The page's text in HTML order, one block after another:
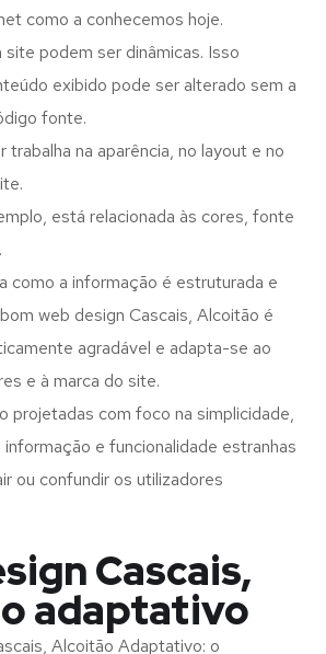
como a conhecemos hoje.
site podem ser dinâmicas. Isso
exibido pode ser alterado sem a
fonte.
trabalha na aparência, no layout e no
está relacionada às cores, fonte
como a informação é estruturada e
web design Cascais, Alcoitão é
agradável e adapta-se ao
e à marca do site.
projetadas com foco na simplicidade,
informação e funcionalidade estranhas
ou confundir os utilizadores
Cascais,
adaptativo
Alcoitão Adaptativo: o